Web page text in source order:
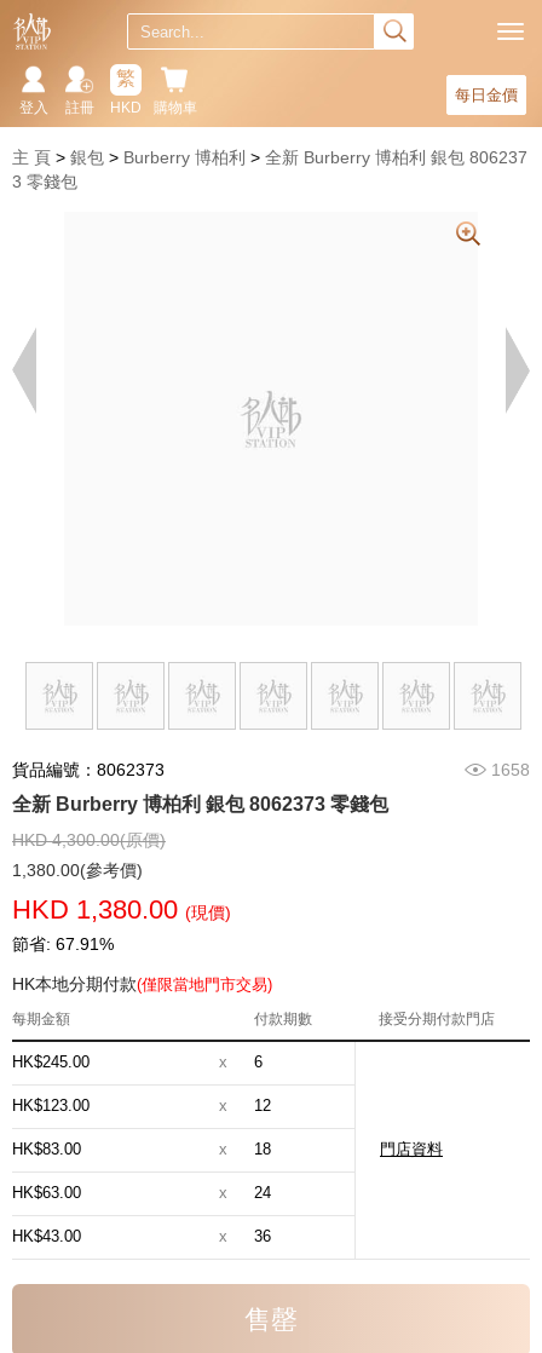
每日金價
購物車
繁
HKD
註冊
登入
主 頁 銀包 Burberry 博柏利
全新 Burberry 博柏利 銀包 806237
3 零錢包
貨品編號：8062373 1658
全新 Burberry 博柏利 銀包 8062373 零錢包
HKD 4,300.00(原價)
1,380.00(參考價)
HKD 1,380.00 (現價)
節省: 67.91%
HK本地分期付款(僅限當地門市交易)
每期金額 付款期數 接受分期付款門店
HK$245.00 x 6
門店資料
HK$123.00 x 12
HK$83.00 x 18
HK$63.00 x 24
HK$43.00 x 36
售罄